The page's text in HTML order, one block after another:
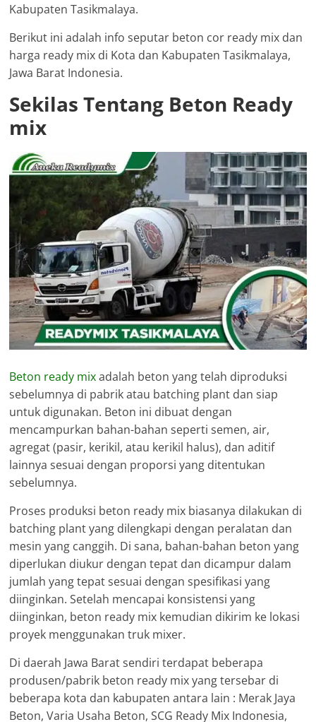
Kabupaten Tasikmalaya.
Berikut ini adalah info seputar beton cor ready mix dan
harga ready mix di Kota dan Kabupaten Tasikmalaya,
Jawa Barat Indonesia.
Sekilas Tentang Beton Ready
mix
Beton ready mixadalah beton yang telah diproduksi
sebelumnya di pabrik atau batching plant dan siap
untuk digunakan. Beton ini dibuat dengan
mencampurkan bahan-bahan seperti semen, air,
agregat (pasir, kerikil, atau kerikil halus), dan aditif
lainnya sesuai dengan proporsi yang ditentukan
sebelumnya.
Proses produksi beton ready mix biasanya dilakukan di
batching plant yang dilengkapi dengan peralatan dan
mesin yang canggih. Di sana, bahan-bahan beton yang
diperlukan diukur dengan tepat dan dicampur dalam
jumlah yang tepat sesuai dengan spesifikasi yang
diinginkan. Setelah mencapai konsistensi yang
diinginkan, beton ready mix kemudian dikirim ke lokasi
proyek menggunakan truk mixer.
Di daerah Jawa Barat sendiri terdapat beberapa
produsen/pabrik beton ready mix yang tersebar di
beberapa kota dan kabupaten antara lain : Merak Jaya
Beton, Varia Usaha Beton, SCG Ready Mix Indonesia,